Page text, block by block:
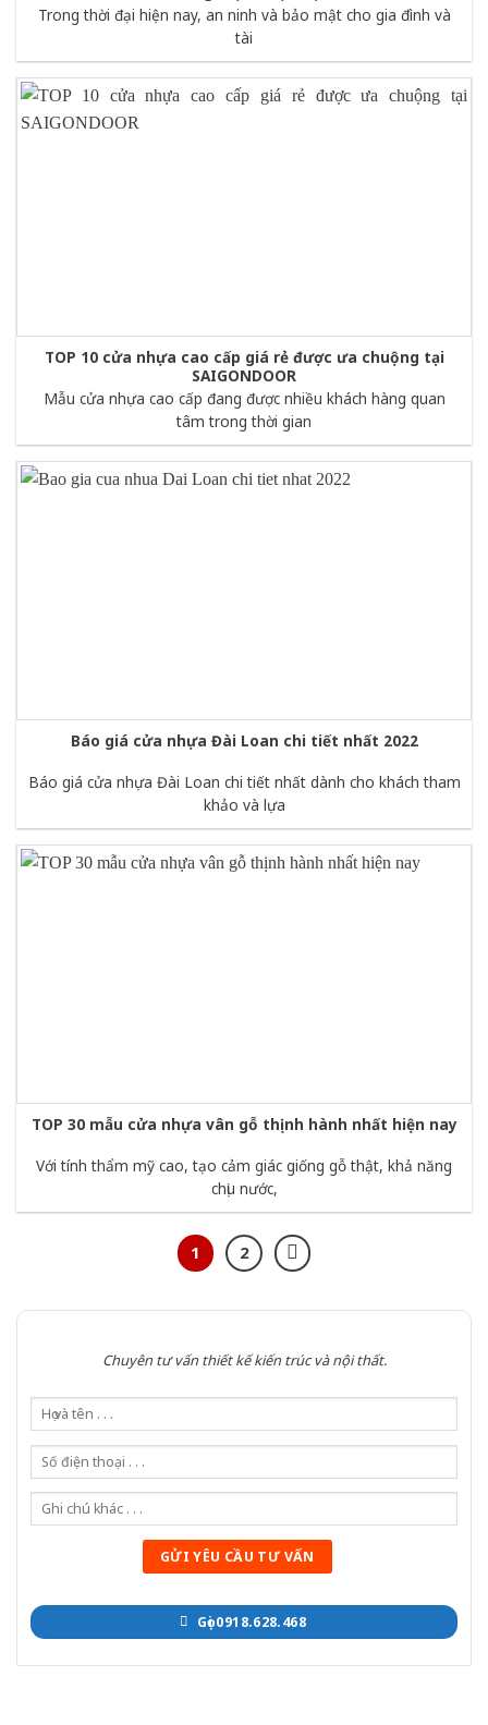
Trong thời đại hiện nay, an ninh và bảo mật cho gia đình và
tài
TOP 10 cửa nhựa cao cấp giá rẻ được ưa chuộng tại
SAIGONDOOR
Mẫu cửa nhựa cao cấp đang được nhiều khách hàng quan
tâm trong thời gian
Báo giá cửa nhựa Đài Loan chi tiết nhất 2022
Báo giá cửa nhựa Đài Loan chi tiết nhất dành cho khách tham
khảo và lựa
TOP 30 mẫu cửa nhựa vân gỗ thịnh hành nhất hiện nay
Với tính thẩm mỹ cao, tạo cảm giác giống gỗ thật, khả năng
chịu nước,
1 2
Chuyên tư vấn thiết kế kiến trúc và nội thất.
Gọi 0918.628.468